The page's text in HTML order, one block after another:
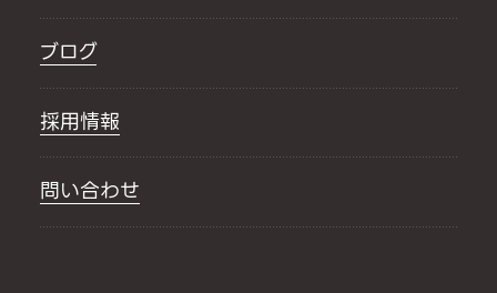
ブログ
採用情報
問い合わせ